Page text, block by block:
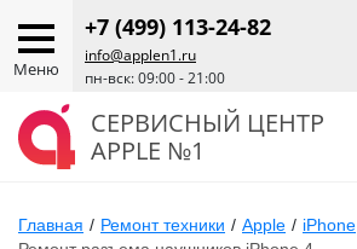
Меню
+7 (499) 113-24-82
info@applen1.ru
пн-вск: 09:00 - 21:00
СЕРВИСНЫЙ ЦЕНТР
APPLE №1
Главная / Ремонт техники / Apple / iPhone